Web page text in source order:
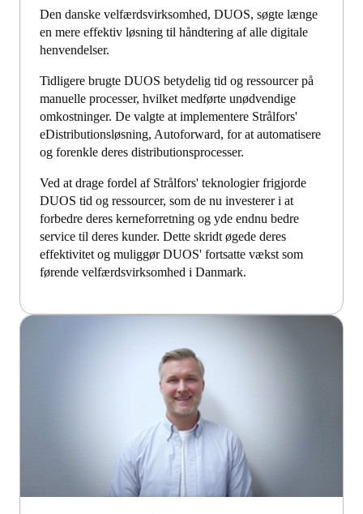
Den danske velfærdsvirksomhed, DUOS, søgte længe
en mere effektiv løsning til håndtering af alle digitale
henvendelser.
Tidligere brugte DUOS betydelig tid og ressourcer på
manuelle processer, hvilket medførte unødvendige
omkostninger. De valgte at implementere Strålfors'
eDistributionsløsning, Autoforward, for at automatisere
og forenkle deres distributionsprocesser.
Ved at drage fordel af Strålfors' teknologier frigjorde
DUOS tid og ressourcer, som de nu investerer i at
forbedre deres kerneforretning og yde endnu bedre
service til deres kunder. Dette skridt øgede deres
effektivitet og muliggør DUOS' fortsatte vækst som
førende velfærdsvirksomhed i Danmark.